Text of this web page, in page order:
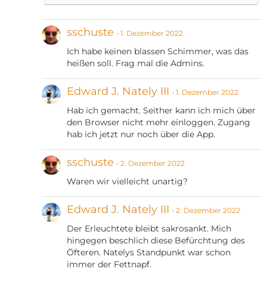
sschuste 1. Dezember 2022
Ich habe keinen blassen Schimmer, was das
heißen soll. Frag mal die Admins.
Edward J. Nately III 1. Dezember 2022
Hab ich gemacht. Seither kann ich mich über
den Browser nicht mehr einloggen. Zugang
hab ich jetzt nur noch über die App.
sschuste 2. Dezember 2022
Waren wir vielleicht unartig?
Edward J. Nately III 2. Dezember 2022
Der Erleuchtete bleibt sakrosankt. Mich
hingegen beschlich diese Befürchtung des
Öfteren. Natelys Standpunkt war schon
immer der Fettnapf.